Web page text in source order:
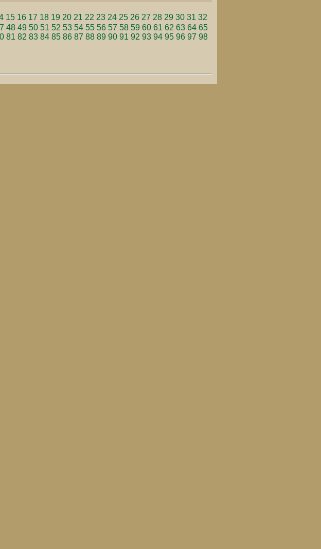
15 16 17 18 19 20 21 22 23 24 25 26 27 28 29 30 31 32
48 49 50 51 52 53 54 55 56 57 58 59 60 61 62 63 64 65
81 82 83 84 85 86 87 88 89 90 91 92 93 94 95 96 97 98